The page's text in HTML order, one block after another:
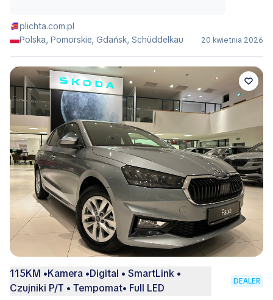
plichta.com.pl
Polska, Pomorskie, Gdańsk, Schüddelkau
20 kwietnia 2026
115KM •Kamera •Digital • SmartLink •
Czujniki P/T • Tempomat• Full LED
DEALER